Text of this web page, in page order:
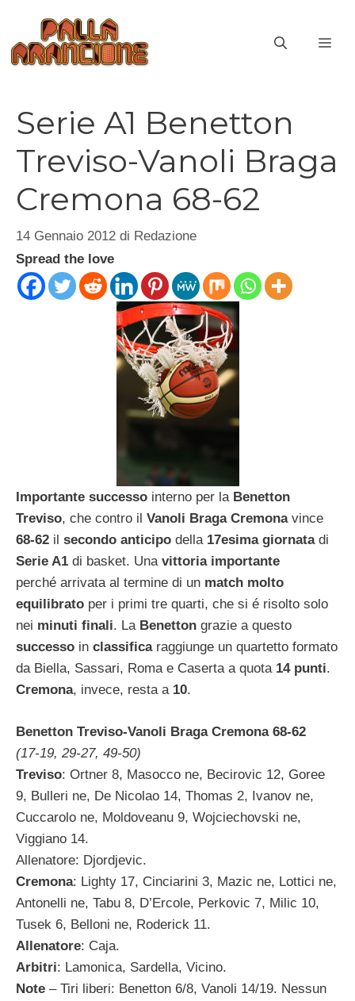
contenuto
Serie A1 Benetton
Treviso-Vanoli Braga
Cremona 68-62
14 Gennaio 2012 di Redazione
Spread the love
Importante successo interno per la Benetton
Treviso, che contro il Vanoli Braga Cremonavince
68-62 il secondo anticipo della 17esima giornatadi
Serie A1 di basket. Una vittoria importante
perché arrivata al termine di un match molto
equilibrato per i primi tre quarti, che si é risolto solo
nei minuti finali. La Benetton grazie a questo
successo in classificaraggiunge un quartetto formato
da Biella, Sassari, Roma e Caserta a quota 14 punti.
Cremona, invece, resta a 10.
Benetton Treviso-Vanoli Braga Cremona 68-62
(17-19, 29-27, 49-50)
Treviso: Ortner 8, Masocco ne, Becirovic 12, Goree
9, Bulleri ne, De Nicolao 14, Thomas 2, Ivanov ne,
Cuccarolo ne, Moldoveanu 9, Wojciechovski ne,
Viggiano 14.
Allenatore: Djordjevic.
Cremona: Lighty 17, Cinciarini 3, Mazic ne, Lottici ne,
Antonelli ne, Tabu 8, D’Ercole, Perkovic 7, Milic 10,
Tusek 6, Belloni ne, Roderick 11.
Allenatore: Caja.
Arbitri: Lamonica, Sardella, Vicino.
Note – Tiri liberi: Benetton 6/8, Vanoli 14/19. Nessun